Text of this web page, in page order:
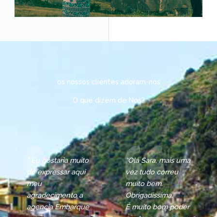
os nossos clientes adoram-nos
O que dizem de Nós?
” Eu gostaria muito
de expressar aqui
meu
agradecimento a
agencia Embarque
“Olá Sara, mais uma
vez tudo correu
muito bem.
Obrigadissíma.
É muito bom poder